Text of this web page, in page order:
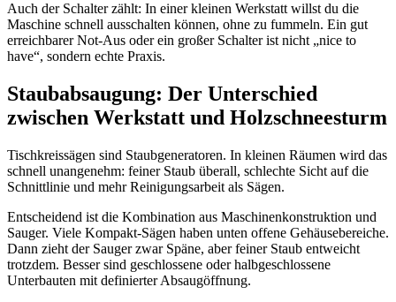
Auch der Schalter zählt: In einer kleinen Werkstatt willst du die
Maschine schnell ausschalten können, ohne zu fummeln. Ein gut
erreichbarer Not-Aus oder ein großer Schalter ist nicht „nice to
have“, sondern echte Praxis.
Staubabsaugung: Der Unterschied
zwischen Werkstatt und Holzschneesturm
Tischkreissägen sind Staubgeneratoren. In kleinen Räumen wird das
schnell unangenehm: feiner Staub überall, schlechte Sicht auf die
Schnittlinie und mehr Reinigungsarbeit als Sägen.
Entscheidend ist die Kombination aus Maschinenkonstruktion und
Sauger. Viele Kompakt-Sägen haben unten offene Gehäusebereiche.
Dann zieht der Sauger zwar Späne, aber feiner Staub entweicht
trotzdem. Besser sind geschlossene oder halbgeschlossene
Unterbauten mit definierter Absaugöffnung.